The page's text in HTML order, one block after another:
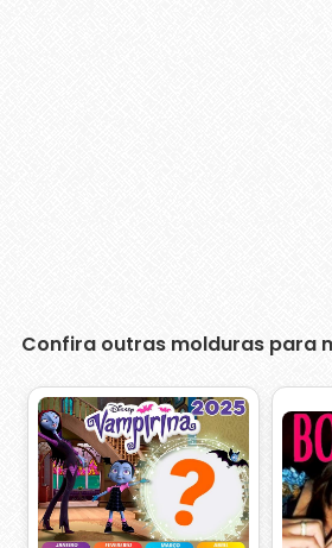
Confira outras molduras para